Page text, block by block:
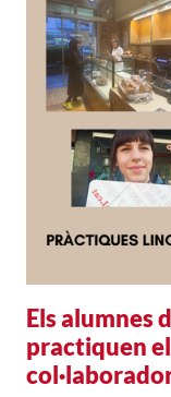
Els alumnes
practiquen